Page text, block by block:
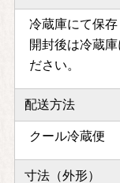
冷蔵庫にて保存
開封後は冷蔵
ださい。
配送方法
クール冷蔵便
寸法（外形）